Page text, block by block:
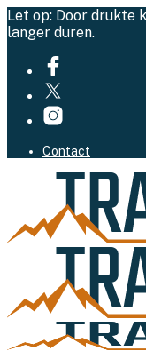
Let op: Door drukte
langer duren.
Contact